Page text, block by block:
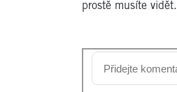
prostě musíte vidět.